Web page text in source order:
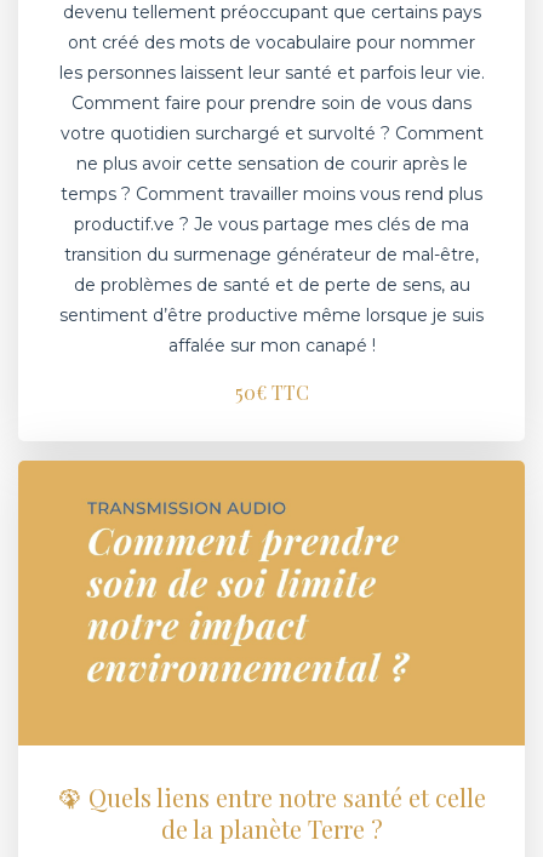
devenu tellement préoccupant que certains pays
ont créé des mots de vocabulaire pour nommer
les personnes laissent leur santé et parfois leur vie.
Comment faire pour prendre soin de vous dans
votre quotidien surchargé et survolté ? Comment
ne plus avoir cette sensation de courir après le
temps ? Comment travailler moins vous rend plus
productif.ve ? Je vous partage mes clés de ma
transition du surmenage générateur de mal-être,
de problèmes de santé et de perte de sens, au
sentiment d’être productive même lorsque je suis
affalée sur mon canapé !
50€ TTC
🦚 Quels liens entre notre santé et celle
de la planète Terre ?